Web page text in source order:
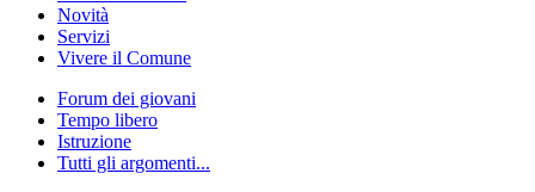
Novità
Servizi
Vivere il Comune
Forum dei giovani
Tempo libero
Istruzione
Tutti gli argomenti...